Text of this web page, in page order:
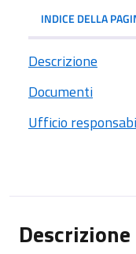
INDICE DELLA
Descrizione
Documenti
Ufficio
Descrizione